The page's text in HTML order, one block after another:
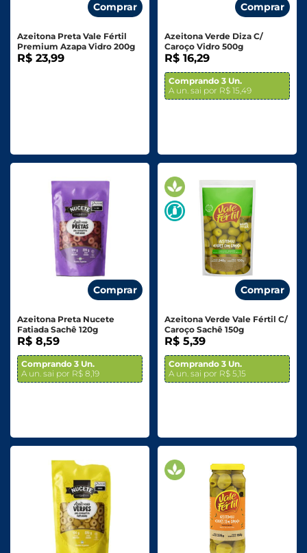
Comprar
Azeitona Preta Vale Fértil
Premium Azapa Vidro 200g
R$ 23,99
Comprar
Azeitona Verde Diza C/
Caroço Vidro 500g
R$ 16,29
Comprando 3 Un.
A un. sai por R$ 15,49
Comprar
Azeitona Preta Nucete
Fatiada Sachê 120g
R$ 8,59
Comprando 3 Un.
A un. sai por R$ 8,19
Comprar
Azeitona Verde Vale Fértil C/
Caroço Sachê 150g
R$ 5,39
Comprando 3 Un.
A un. sai por R$ 5,15